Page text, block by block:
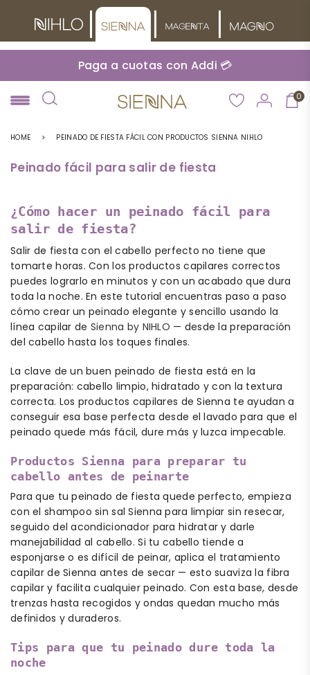
Paga a cuotas con Addi 💳
0
HOME > PEINADO DE FIESTA FÁCIL CON PRODUCTOS SIENNA NIHLO
Peinado fácil para salir de fiesta
¿Cómo hacer un peinado fácil para
salir de fiesta?
Salir de fiesta con el cabello perfecto no tiene que
tomarte horas. Con los productos capilares correctos
puedes lograrlo en minutos y con un acabado que dura
toda la noche. En este tutorial encuentras paso a paso
cómo crear un peinado elegante y sencillo usando la
línea capilar de Sienna by NIHLO — desde la preparación
del cabello hasta los toques finales.
La clave de un buen peinado de fiesta está en la
preparación: cabello limpio, hidratado y con la textura
correcta. Los productos capilares de Sienna te ayudan a
conseguir esa base perfecta desde el lavado para que el
peinado quede más fácil, dure más y luzca impecable.
Productos Sienna para preparar tu
cabello antes de peinarte
Para que tu peinado de fiesta quede perfecto, empieza
con el shampoo sin sal Sienna para limpiar sin resecar,
seguido del acondicionador para hidratar y darle
manejabilidad al cabello. Si tu cabello tiende a
esponjarse o es difícil de peinar, aplica el tratamiento
capilar de Sienna antes de secar — esto suaviza la fibra
capilar y facilita cualquier peinado. Con esta base, desde
trenzas hasta recogidos y ondas quedan mucho más
definidos y duraderos.
Tips para que tu peinado dure toda la
noche